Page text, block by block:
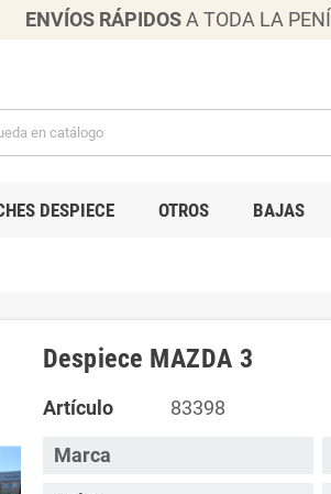
ENVÍOS RÁPIDOS A TODA LA
DESPIECE OTROS BAJAS
Despiece MAZDA 3
Artículo 83398
Marca